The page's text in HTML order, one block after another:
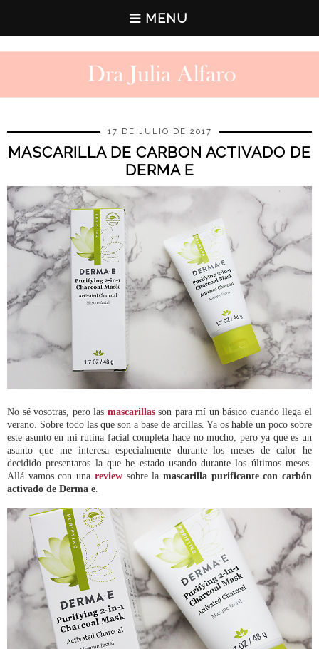
MENU
17 DE JULIO DE 2017
MASCARILLA DE CARBON ACTIVADO DE
DERMA E
No sé vosotras, pero las mascarillasson para mí un básico cuando llega el
verano. Sobre todo las que son a base de arcillas. Ya os hablé un poco sobre
este asunto en mi rutina facial completa hace no mucho, pero ya que es un
asunto que me interesa especialmente durante los meses de calor he
decidido presentaros la que he estado usando durante los últimos meses.
Allá vamos con una reviewsobre la mascarilla purificante con carbón
activado de Derma e